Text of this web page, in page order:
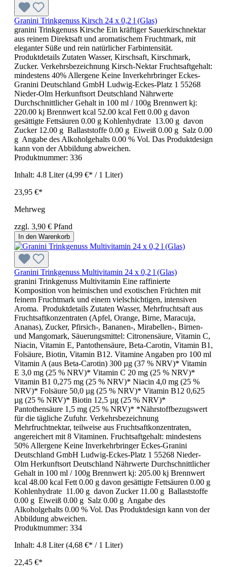
Granini Trinkgenuss Kirsch 24 x 0,2 l (Glas)
granini Trinkgenuss Kirsche Ein kräftiger Sauerkirschnektar
aus reinem Direktsaft und aromatischem Fruchtmark, mit
eleganter Süße und rein natürlicher Farbintensität.
Produktdetails Zutaten Wasser, Kirschsaft, Kirschmark,
Zucker. Verkehrsbezeichnung Kirsch-Nektar Fruchtsaftgehalt:
mindestens 40% Allergene Keine Inverkehrbringer Eckes-
Granini Deutschland GmbH Ludwig-Eckes-Platz 1 55268
Nieder-Olm Herkunftsort Deutschland Nährwerte
Durchschnittlicher Gehalt in 100 ml / 100g Brennwert kj:
220.00 kj Brennwert kcal 52.00 kcal Fett 0.00 g davon
gesättigte Fettsäuren 0.00 g Kohlenhydrate 13.00 g davon
Zucker 12.00 g Ballaststoffe 0.00 g Eiweiß 0.00 g Salz 0.00
g Angabe des Alkoholgehalts 0.00 % Vol. Das Produktdesign
kann von der Abbildung abweichen.
Produktnummer: 336
Inhalt: 4.8 Liter(4,99 €* / 1 Liter)
23,95 €*
Mehrweg
zzgl. 3,90 € Pfand
In den Warenkorb
Granini Trinkgenuss Multivitamin 24 x 0,2 l (Glas)
granini Trinkgenuss Multivitamin Eine raffinierte
Komposition von heimischen und exotischen Früchten mit
feinem Fruchtmark und einem vielschichtigen, intensiven
Aroma. Produktdetails Zutaten Wasser, Mehrfruchtsaft aus
Fruchtsaftkonzentraten (Apfel, Orange, Birne, Maracuja,
Ananas), Zucker, Pfirsich-, Bananen-, Mirabellen-, Birnen-
und Mangomark, Säuerungsmittel: Citronensäure, Vitamin C,
Niacin, Vitamin E, Pantothensäure, Beta-Carotin, Vitamin B1,
Folsäure, Biotin, Vitamin B12. Vitamine Angaben pro 100 ml
Vitamin A (aus Beta-Carotin) 300 µg (37 % NRV)* Vitamin
E 3,0 mg (25 % NRV)* Vitamin C 20 mg (25 % NRV)*
Vitamin B1 0,275 mg (25 % NRV)* Niacin 4,0 mg (25 %
NRV)* Folsäure 50,0 µg (25 % NRV)* Vitamin B12 0,625
µg (25 % NRV)* Biotin 12,5 µg (25 % NRV)*
Pantothensäure 1,5 mg (25 % NRV)* *Nährstoffbezugswert
für die tägliche Zufuhr. Verkehrsbezeichnung
Mehrfruchtnektar, teilweise aus Fruchtsaftkonzentraten,
angereichert mit 8 Vitaminen. Fruchtsaftgehalt: mindestens
50% Allergene Keine Inverkehrbringer Eckes-Granini
Deutschland GmbH Ludwig-Eckes-Platz 1 55268 Nieder-
Olm Herkunftsort Deutschland Nährwerte Durchschnittlicher
Gehalt in 100 ml / 100g Brennwert kj: 205.00 kj Brennwert
kcal 48.00 kcal Fett 0.00 g davon gesättigte Fettsäuren 0.00 g
Kohlenhydrate 11.00 g davon Zucker 11.00 g Ballaststoffe
0.00 g Eiweiß 0.00 g Salz 0.00 g Angabe des
Alkoholgehalts 0.00 % Vol. Das Produktdesign kann von der
Abbildung abweichen.
Produktnummer: 334
Inhalt: 4.8 Liter(4,68 €* / 1 Liter)
22,45 €*